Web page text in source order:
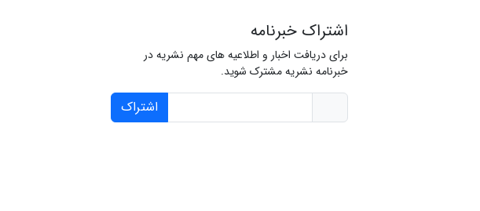
اشتراک خبرنامه
برای دریافت اخبار و اطلاعیه های مهم نشریه در
خبرنامه نشریه مشترک شوید.
اشتراک